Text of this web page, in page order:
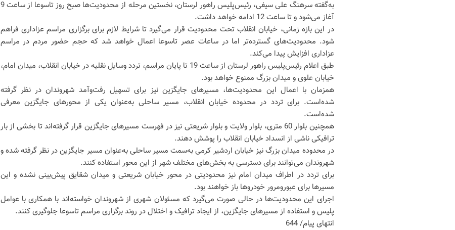
به‌گفته سرهنگ علی سیفی، رئیس‌پلیس راهور لرستان، نخستین مرحله از محدودیت‌ها صبح روز تاسوعا از ساعت 9
آغاز می‌شود و تا ساعت 12 ادامه خواهد داشت.
در این بازه زمانی، خیابان انقلاب تحت محدودیت قرار می‌گیرد تا شرایط لازم برای برگزاری مراسم عزاداری فراهم
شود. محدودیت‌های گسترده‌تر اما در ساعات عصر تاسوعا اعمال خواهد شد که حجم حضور مردم در مراسم
عزاداری افزایش پیدا می‌کند.
طبق اعلام رئیس‌پلیس راهور لرستان از ساعت 19 تا پایان مراسم، تردد وسایل نقلیه در خیابان انقلاب، میدان امام،
خیابان علوی و میدان بزرگ ممنوع خواهد بود.
همزمان با اعمال این محدودیت‌ها، مسیرهای جایگزین نیز برای تسهیل رفت‌وآمد شهروندان در نظر گرفته
شده‌است. برای تردد در محدوده خیابان انقلاب، مسیر ساحلی به‌عنوان یکی از محورهای جایگزین معرفی
شده‌است.
همچنین بلوار 60 متری، بلوار ولایت و بلوار شریعتی نیز در فهرست مسیرهای جایگزین قرار گرفته‌اند تا بخشی از بار
ترافیکی ناشی از انسداد خیابان انقلاب را پوشش دهند.
در محدوده میدان بزرگ نیز خیابان اردشیر کرمی به‌سمت مسیر ساحلی به‌عنوان مسیر جایگزین در نظر گرفته شده و
شهروندان می‌توانند برای دسترسی به بخش‌های مختلف شهر از این محور استفاده کنند.
برای تردد در اطراف میدان امام نیز محدودیتی در محور خیابان شریعتی و میدان شقایق پیش‌بینی نشده و این
مسیرها برای عبورومرور خودروها باز خواهند بود.
اجرای این محدودیت‌ها در حالی صورت می‌گیرد که مسئولان شهری از شهروندان خواسته‌اند با همکاری با عوامل
پلیس و استفاده از مسیرهای جایگزین، از ایجاد ترافیک و اختلال در روند برگزاری مراسم تاسوعا جلوگیری کنند.
انتهای پیام/ 644